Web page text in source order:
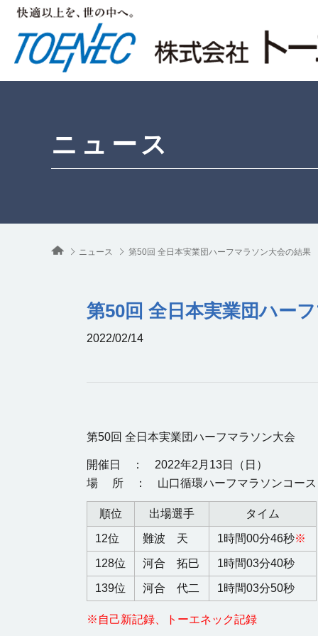
ニュース
ニュース 第50回 全日本実業団ハーフマラソン大会の結果
第50回 全日本実業団ハー
2022/02/14
第50回 全日本実業団ハーフマラソン大会
開催日 ： 2022年2月13日（日）
場 所 ： 山口循環ハーフマラソンコー
順位 出場選手 タイム
12位 難波 天 1時間00分46秒※
128位 河合 拓巳 1時間03分40秒
139位 河合 代二 1時間03分50秒
※自己新記録、トーエネック記録